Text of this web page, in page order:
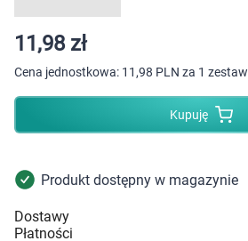
Higiena
Kosmetyki
Mężczyzna
Zdrowy styl życia
Zabawki
11,98 zł
Cena jednostkowa: 11,98 PLN za 1 zestaw
Kupuję
Produkt dostępny w magazynie
Dostawy
Płatności